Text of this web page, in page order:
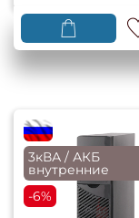
flagRU
3кВА / АКБ
внутренние
-6%